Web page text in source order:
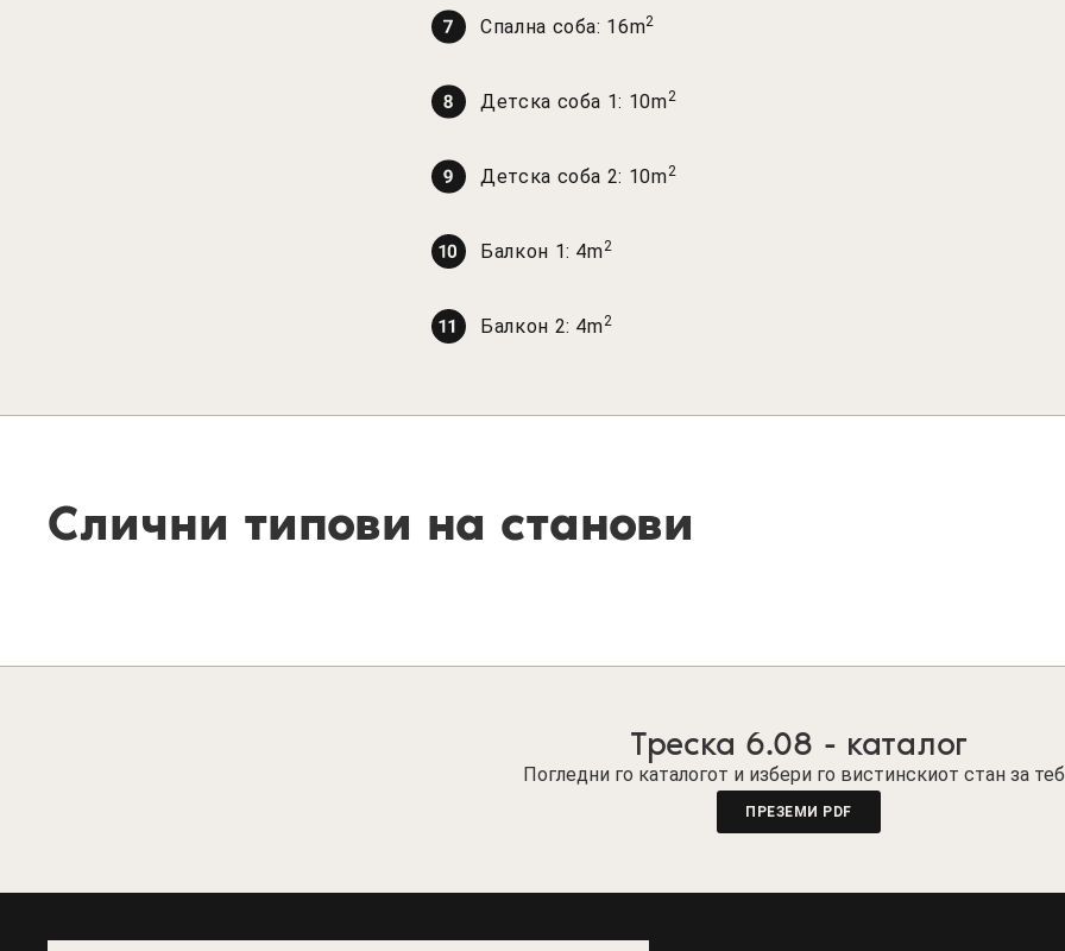
Спална соба: 16m2
Детска соба 1: 10m2
Детска соба 2: 10m2
Балкон 1: 4m2
Балкон 2: 4m2
Слични типови на станови
Треска 6.08 - каталог
Погледни го каталогот и избери го вистинскиот стан за
ПРЕЗЕМИ PDF